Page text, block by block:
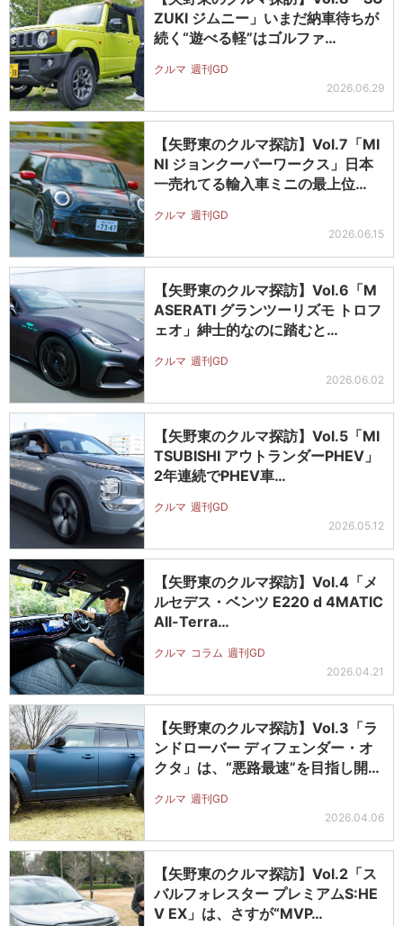
ZUKI ジムニー」いまだ納車待ちが
続く“遊べる軽”はゴルファ…
クルマ 週刊GD
2026.06.29
【矢野東のクルマ探訪】Vol.7「MI
NI ジョンクーパーワークス」日本
一売れてる輸入車ミニの最上位…
クルマ 週刊GD
2026.06.15
【矢野東のクルマ探訪】Vol.6「M
ASERATI グランツーリズモ トロフ
ェオ」紳士的なのに踏むと…
クルマ 週刊GD
2026.06.02
【矢野東のクルマ探訪】Vol.5「MI
TSUBISHI アウトランダーPHEV」
2年連続でPHEV車…
クルマ 週刊GD
2026.05.12
【矢野東のクルマ探訪】Vol.4「メ
ルセデス・ベンツ E220 d 4MATIC
All-Terra…
クルマ コラム 週刊GD
2026.04.21
【矢野東のクルマ探訪】Vol.3「ラ
ンドローバー ディフェンダー・オ
クタ」は、“悪路最速”を目指し開…
クルマ 週刊GD
2026.04.06
【矢野東のクルマ探訪】Vol.2「ス
バルフォレスター プレミアムS:HE
V EX」は、さすが“MVP…